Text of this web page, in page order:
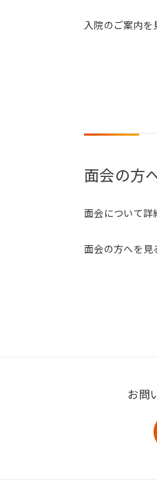
入院のご案内を
面会の方
面会について詳
面会の方へを見
お問